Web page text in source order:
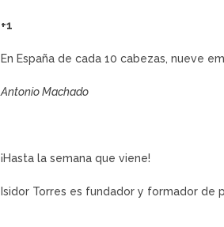
+1
En España de cada 10 cabezas, nueve
Antonio Machado
¡Hasta la semana que viene!
Isidor Torres es fundador y formador de